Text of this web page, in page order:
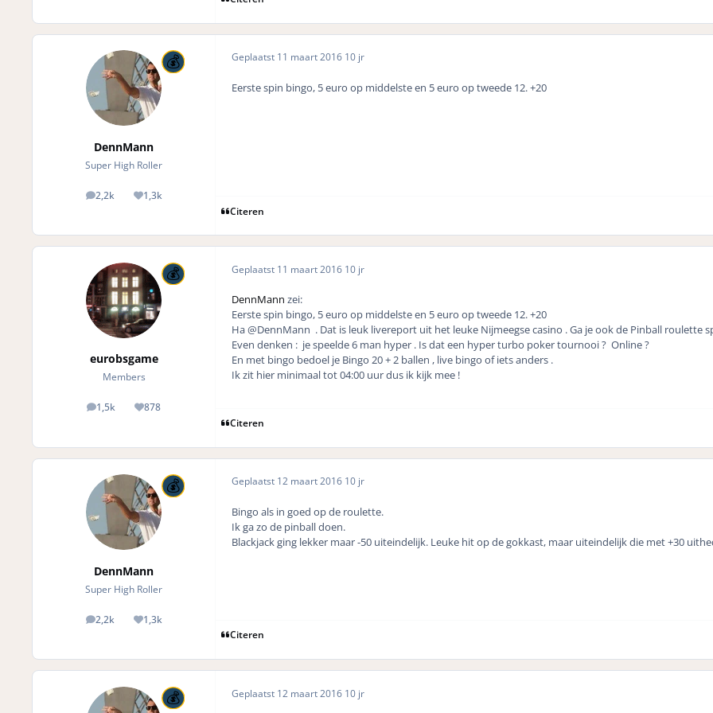
DennMann
Super High Roller
2,2k
posts 1,3k
Reputation
Geplaatst 11 maart 2016 10 jr
Eerste spin bingo, 5 euro op middelste en 5 euro op tweede 12. +20
Citeren
eurobsgame
Members
1,5k
posts 878
Reputation
Geplaatst 11 maart 2016 10 jr
DennMann zei:
Eerste spin bingo, 5 euro op middelste en 5 euro op tweede 12. +20
Ha @DennMann . Dat is leuk livereport uit het leuke Nijmeegse casino . Ga je ook de Pinball roulette
Even denken : je speelde 6 man hyper . Is dat een hyper turbo poker tournooi ? Online ?
En met bingo bedoel je Bingo 20 + 2 ballen , live bingo of iets anders .
Ik zit hier minimaal tot 04:00 uur dus ik kijk mee !
Citeren
DennMann
Super High Roller
2,2k
posts 1,3k
Reputation
Geplaatst 12 maart 2016 10 jr
Bingo als in goed op de roulette.
Ik ga zo de pinball doen.
Blackjack ging lekker maar -50 uiteindelijk. Leuke hit op de gokkast, maar uiteindelijk die met +30
Citeren
Geplaatst 12 maart 2016 10 jr